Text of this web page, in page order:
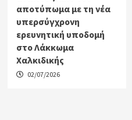
αποτύπωμα με τη νέα
υπερσύγχρονη
ερευνητική υποδομή
στο Λάκκωμα
Χαλκιδικής
02/07/2026